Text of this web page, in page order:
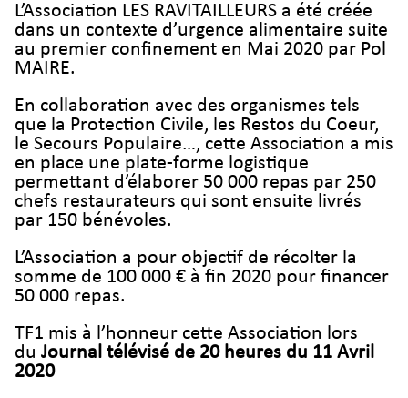
L’Association LES RAVITAILLEURS a été créée
dans un contexte d’urgence alimentaire suite
au premier confinement en Mai 2020 par Pol
MAIRE.
En collaboration avec des organismes tels
que la Protection Civile, les Restos du Coeur,
le Secours Populaire…, cette Association a mis
en place une plate-forme logistique
permettant d’élaborer 50 000 repas par 250
chefs restaurateurs qui sont ensuite livrés
par 150 bénévoles.
L’Association a pour objectif de récolter la
somme de 100 000 € à fin 2020 pour financer
50 000 repas.
TF1 mis à l’honneur cette Association lors
du Journal télévisé de 20 heures du 11 Avril
2020